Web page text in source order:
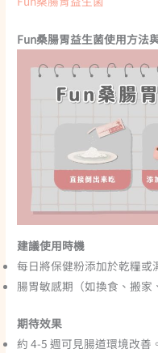
Fun桑腸胃益生菌使用方法
建議使用時機
每日將保健粉添加於乾糧或
腸胃敏感期（如換食、搬家
期待效果
約 4-5 週可見腸道環境改善。